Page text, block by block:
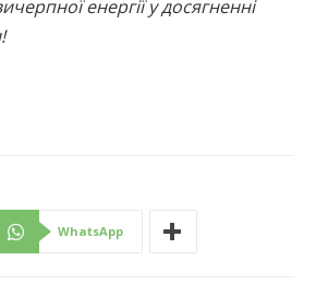
енергії у досягненні
WhatsApp